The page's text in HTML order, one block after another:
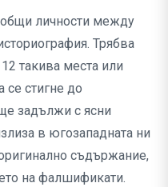
личности между
Трябва
такива места или
се стигне до
задължи с ясни
в югозападната ни
съдържание,
на фалшификати.